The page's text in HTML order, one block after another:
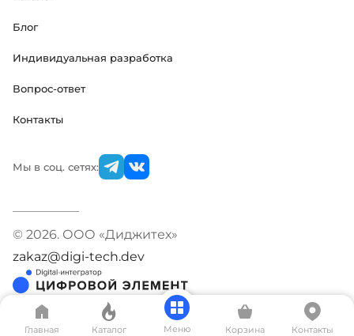
Блог
Индивидуальная разработка
Вопрос-ответ
Контакты
Мы в соц. сетях:
© 2026. ООО «Диджитех»
zakaz@digi-tech.dev
Главная Каталог Меню Корзина Контакты